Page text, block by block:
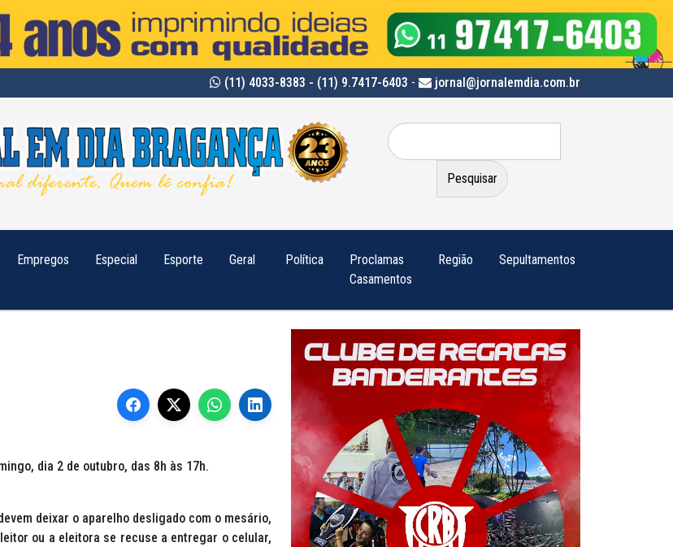
(11) 4033-8383 - (11) 9.7417-6403 - jornal@jornalemdia.com.br
Pesquisar
por:
Empregos Especial Esporte Geral Política
Proclamas
Casamentos
Região Sepultamentos
dia 2 de outubro, das 8h às 17h.
deixar o aparelho desligado com o mesário,
ou a eleitora se recuse a entregar o celular,